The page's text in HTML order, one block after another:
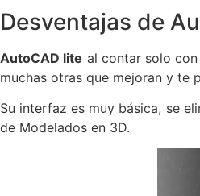
Desventajas de
AutoCAD lite al contar solo
muchas otras que mejoran y te
Su interfaz es muy básica, se
de Modelados en 3D.